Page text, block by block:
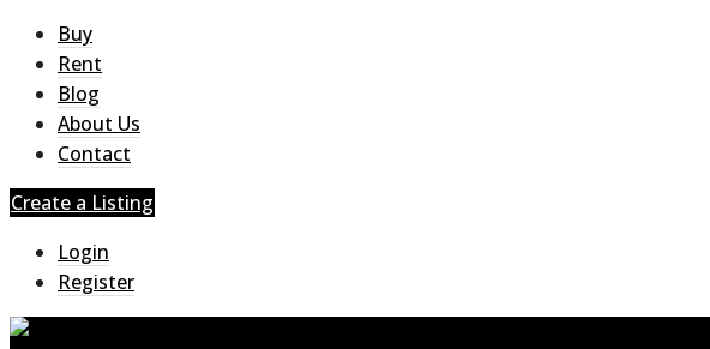
Buy
Rent
Blog
About Us
Contact
Create a Listing
Login
Register